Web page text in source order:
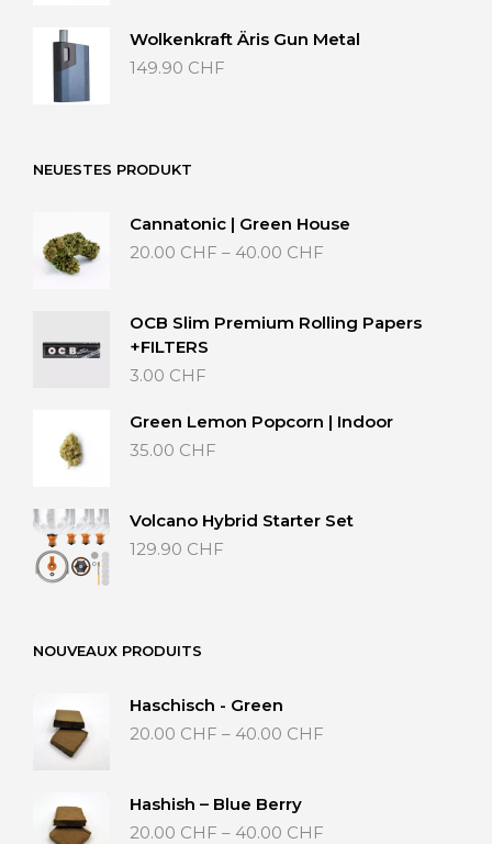
Wolkenkraft Äris Gun Metal
149.90 CHF
NEUESTES PRODUKT
Cannatonic | Green House
20.00 CHF – 40.00 CHF
OCB Slim Premium Rolling Papers
+FILTERS
3.00 CHF
Green Lemon Popcorn | Indoor
35.00 CHF
Volcano Hybrid Starter Set
129.90 CHF
NOUVEAUX PRODUITS
Haschisch - Green
20.00 CHF – 40.00 CHF
Hashish – Blue Berry
20.00 CHF – 40.00 CHF